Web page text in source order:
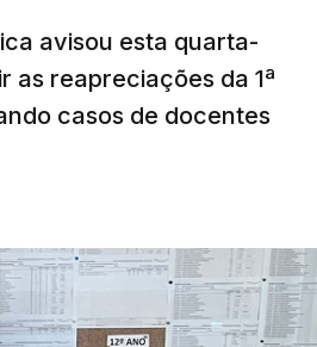
avisou esta quarta-
reapreciações da 1ª
casos de docentes